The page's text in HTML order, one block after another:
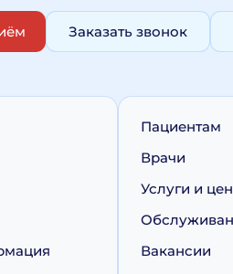
Заказать звонок
Пациентам
Врачи
Услуги и
Вакансии